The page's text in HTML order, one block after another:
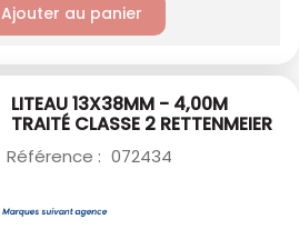
Ajouter au panier
LITEAU 13X38MM - 4,00M
TRAITÉ CLASSE 2 RETTENMEIER
Référence : 072434